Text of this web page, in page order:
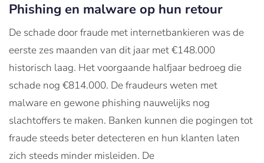
Phishing en malware op hun retour
De schade door fraude met internetbankieren was de
eerste zes maanden van dit jaar met €148.000
historisch laag. Het voorgaande halfjaar bedroeg die
schade nog €814.000. De fraudeurs weten met
malware en gewone phishing nauwelijks nog
slachtoffers te maken. Banken kunnen die pogingen tot
fraude steeds beter detecteren en hun klanten laten
zich steeds minder misleiden. De